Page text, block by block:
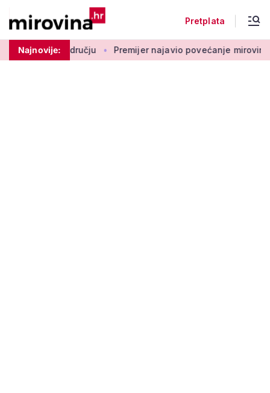
Pretplata
Najnovije:
ovom području Premijer najavio povećanje mirovina za